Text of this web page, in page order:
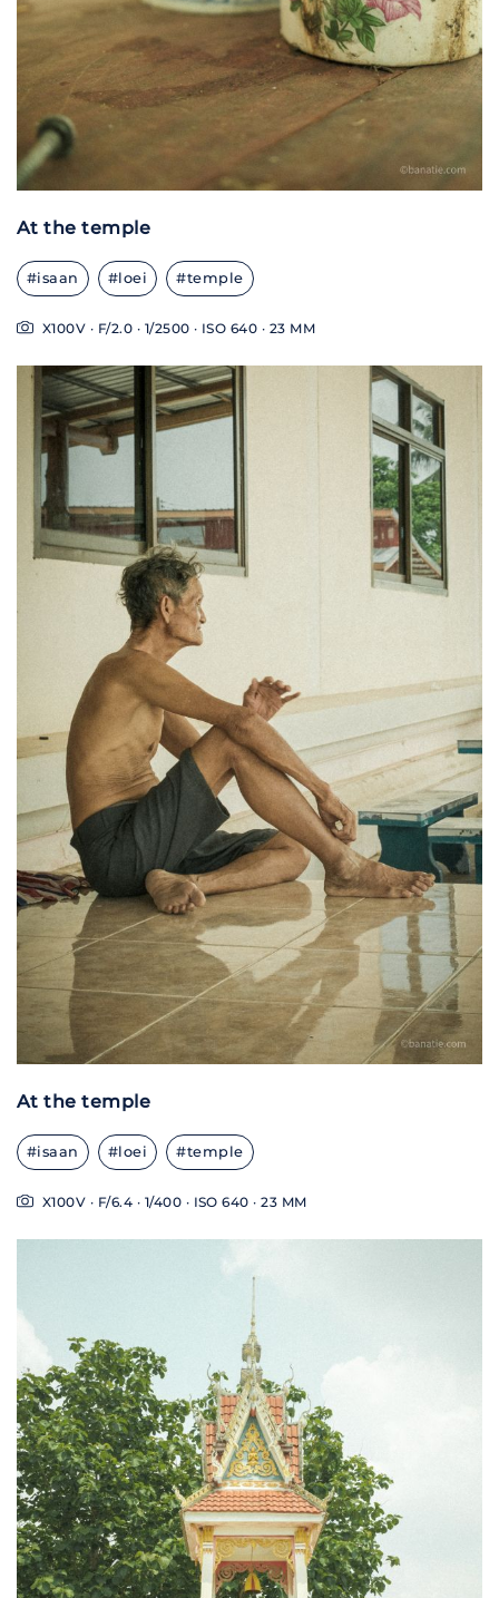
At the temple
#isaan #loei #temple
X100V · F/2.0 · 1/2500 · ISO 640 · 23 MM
At the temple
#isaan #loei #temple
X100V · F/6.4 · 1/400 · ISO 640 · 23 MM